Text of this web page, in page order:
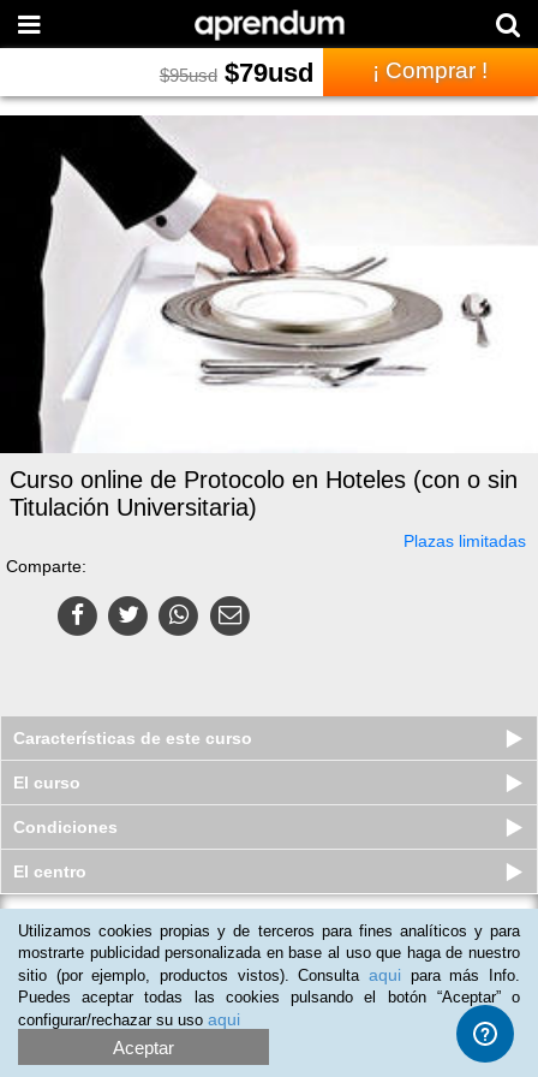
$95usd $79usd ¡ Comprar !
Curso online de Protocolo en Hoteles (con o sin
Titulación Universitaria)
Plazas limitadas
Comparte:
Características de este curso
El curso
Condiciones
El centro
Curso online de Jefe de Cocina (con
o sin Titulación Universit...
Plazas limitadas
$95usd $79usd
Utilizamos cookies propias y de terceros para fines analíticos y para
mostrarte publicidad personalizada en base al uso que haga de nuestro
sitio (por ejemplo, productos vistos). Consulta aqui para más Info.
Puedes aceptar todas las cookies pulsando el botón “Aceptar” o
configurar/rechazar su uso aqui
Aceptar